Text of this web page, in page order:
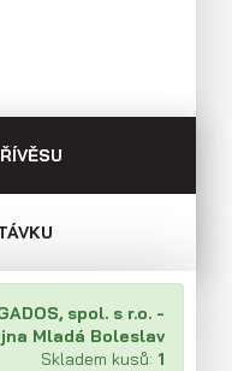
plochy
spol. s r.o. -
Mladá Boleslav
Skladem kusů: 1